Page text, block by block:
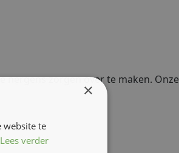
zorgen over te maken. Onze
×
website te
Lees verder